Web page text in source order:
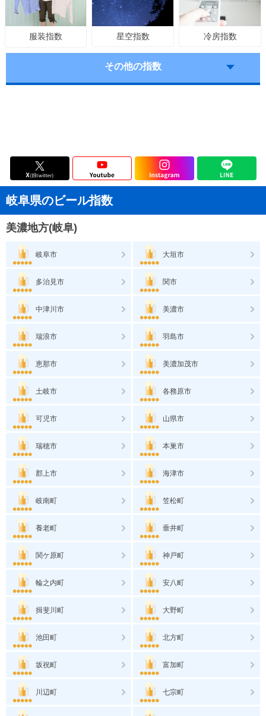
服装指数 星空指数 冷房指数
その他の指数
岐阜県のビール指数
美濃地方(岐阜)
岐阜市 大垣市
多治見市 関市
中津川市 美濃市
瑞浪市 羽島市
恵那市 美濃加茂市
土岐市 各務原市
可児市 山県市
瑞穂市 本巣市
郡上市 海津市
岐南町 笠松町
養老町 垂井町
関ケ原町 神戸町
輪之内町 安八町
揖斐川町 大野町
池田町 北方町
坂祝町 富加町
川辺町 七宗町